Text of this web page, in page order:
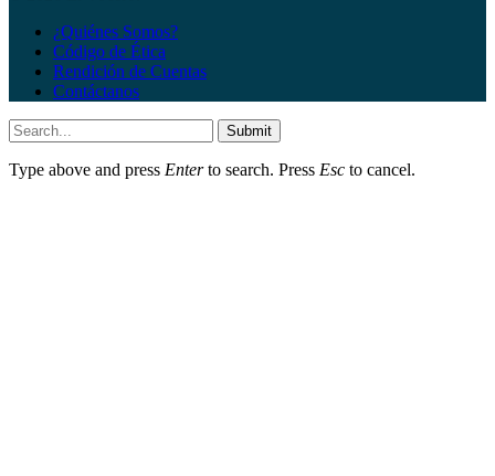
¿Quiénes Somos?
Código de Ética
Rendición de Cuentas
Contáctanos
Submit
Type above and press Enterto search. Press Esc to cancel.